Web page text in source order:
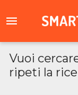
Vuoi
ripeti la